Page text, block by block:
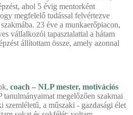
ahol 5 évig mentorként
megfelelő tudással felvértezve
23 éve a munkaerőpiacon,
vállalkozói tapasztalattal a hátam
állítottam össze, amely azonnal
coach – NLP mester, motivációs
tanulmányaimat megelőzően szakmai
szemléletű, a műszaki - gazdasági élet